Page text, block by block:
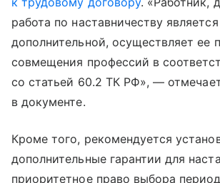
работа по наставничеству является
дополнительной, осуществляет ее
совмещения профессий в
со статьей 60.2 ТК РФ», —
в документе.
Кроме того, рекомендуется
дополнительные гарантии для
приоритетное право выбора